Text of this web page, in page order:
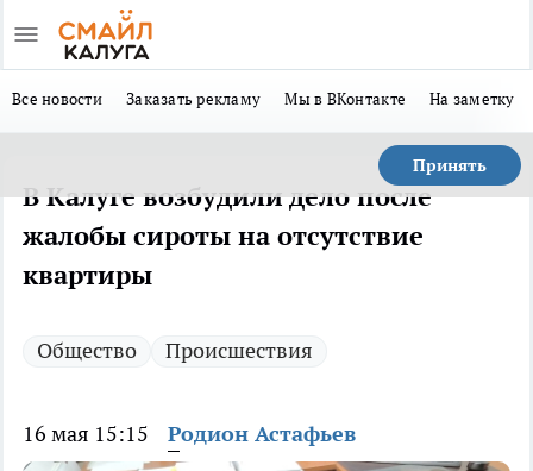
Все новости Заказать рекламу Мы в ВКонтакте На заметку
Принять
В Калуге возбудили дело после
жалобы сироты на отсутствие
квартиры
Общество Происшествия
16 мая 15:15 Родион Астафьев